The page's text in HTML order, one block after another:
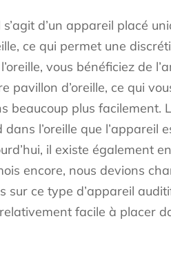
s’agit d’un appareil placé
ce qui permet une
vous bénéficiez de
pavillon d’oreille, ce qui
beaucoup plus facilement.
l’oreille que l’appareil
il existe également
encore, nous devions
sur ce type d’appareil
facile à placer